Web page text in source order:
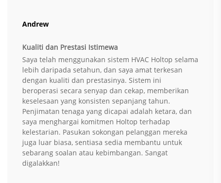
Andrew
Kualiti dan Prestasi Istimewa
Saya telah menggunakan sistem HVAC Holtop selama
lebih daripada setahun, dan saya amat terkesan
dengan kualiti dan prestasinya. Sistem ini
beroperasi secara senyap dan cekap, memberikan
keselesaan yang konsisten sepanjang tahun.
Penjimatan tenaga yang dicapai adalah ketara, dan
saya menghargai komitmen Holtop terhadap
kelestarian. Pasukan sokongan pelanggan mereka
juga luar biasa, sentiasa sedia membantu untuk
sebarang soalan atau kebimbangan. Sangat
digalakkan!